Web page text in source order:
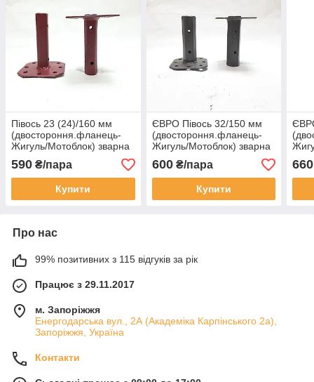
Півось 23 (24)/160 мм
(двостороння.фланець-
Жигуль/Мотоблок) зварна
590 ₴/пара
Купити
ЄВРО Півось 32/150 мм
(двостороння.фланець-
Жигуль/Мотоблок) зварна
600₴/пара
Купити
660
Про нас
99% позитивних з 115 відгуків за рік
Працює з 29.11.2017
м. Запоріжжя
Енергодарська вул., 2А (Академіка Карпінського 2а),
Запоріжжя, Україна
Контакти